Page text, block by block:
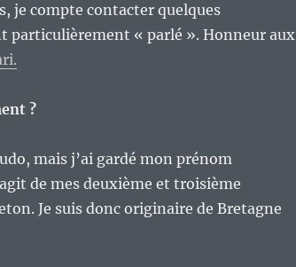
je compte contacter quelques
particulièrement « parlé ». Honneur aux
?
mais j’ai gardé mon prénom
de mes deuxième et troisième
Je suis donc originaire de Bretagne